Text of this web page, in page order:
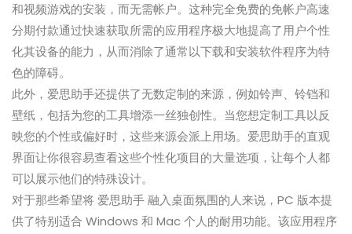
和视频游戏的安装，而无需帐户。这种完全免费的免帐户高速
分期付款通过快速获取所需的应用程序极大地提高了用户个性
化其设备的能力，从而消除了通常以下载和安装软件程序为特
色的障碍。
此外，爱思助手还提供了无数定制的来源，例如铃声、铃铛和
壁纸，包括为您的工具增添一丝独创性。当您想定制工具以反
映您的个性或偏好时，这些来源会派上用场。爱思助手的直观
界面让你很容易查看这些个性化项目的大量选项，让每个人都
可以展示他们的特殊设计。
对于那些希望将 爱思助手 融入桌面氛围的人来说，PC 版本提
供了特别适合 Windows 和 Mac 个人的耐用功能。该应用程序